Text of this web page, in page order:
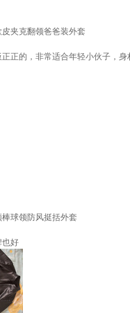
夹克翻领爸爸装外套
正的，非常适合年轻小伙子，身
球领防风挺括外套
也好